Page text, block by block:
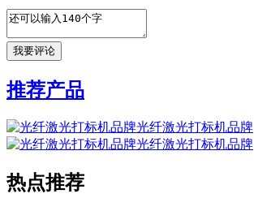
推荐产品
光纤激光打标机品牌
光纤激光打标机品牌
热点推荐